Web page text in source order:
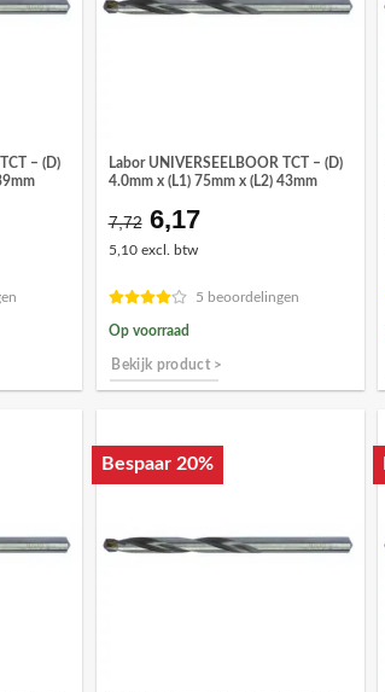
– (D)
Labor UNIVERSEELBOOR TCT – (D)
4.0mm x (L1) 75mm x (L2) 43mm
7,72 Oorspronkelijke
prijs
€7,72.
6,17Huidige
€6,17.
5,10 excl. btw
5 beoordelingen
Op voorraad
Bekijk product >
Bespaar 20%